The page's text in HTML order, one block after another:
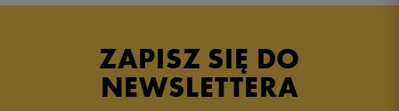
ZAPISZ SIĘ DO
NEWSLETTERA